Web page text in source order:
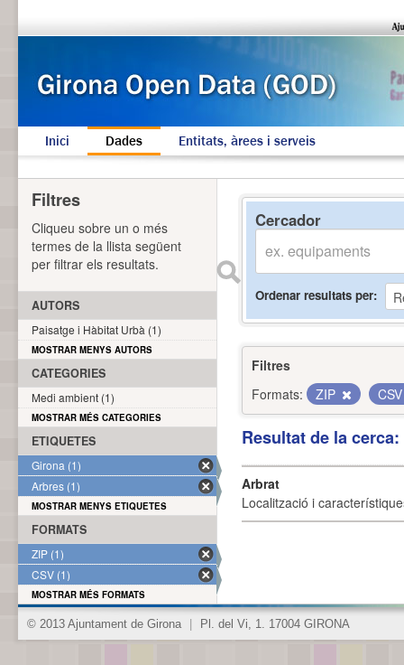
Inici Dades Entitats, àrees i serveis
Cercador
Ordenar resultats per
Filtres
Formats:
ZIP
Resultat de la
Arbrat
Localització i
Filtres
Cliqueu sobre un o més
termes de la llista següent
per filtrar els resultats.
AUTORS
Paisatge i Hàbitat Urbà (1)
MOSTRAR MENYS AUTORS
CATEGORIES
Medi ambient (1)
MOSTRAR MÉS CATEGORIES
ETIQUETES
Girona (1)
Arbres (1)
MOSTRAR MENYS ETIQUETES
FORMATS
ZIP (1)
CSV (1)
MOSTRAR MÉS FORMATS
© 2013 Ajuntament de Girona Pl. del Vi, 1. 17004 GIRONA